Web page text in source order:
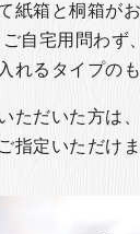
紙箱と桐箱が
自宅用問わ
れるタイプの
ただいた方は
指定いただけ